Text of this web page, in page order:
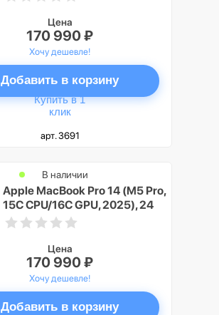
Цена
170 990 ₽
Хочу дешевле!
Добавить в корзину
Купить в 1
клик
арт. 3691
Apple MacBook Pro 14 (M5 Pro,
15C CPU/16C GPU, 2025), 24
ГБ, 2 ТБ SSD, Черный космос
В наличии
Цена
170 990 ₽
Хочу дешевле!
Добавить в корзину